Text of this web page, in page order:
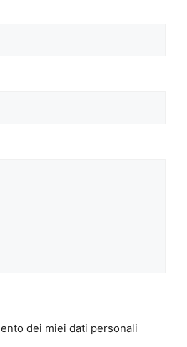
dei miei dati personali